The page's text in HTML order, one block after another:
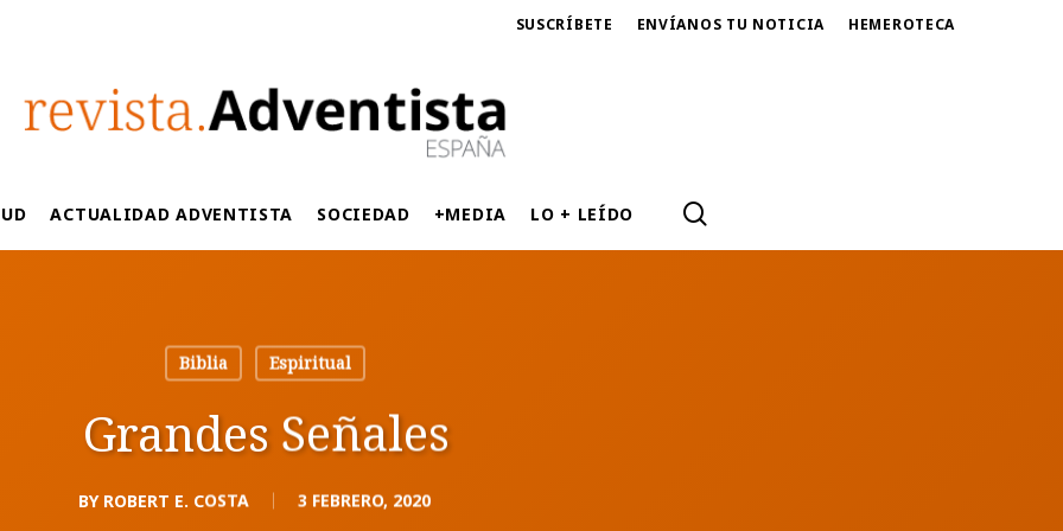
SUSCRÍBETE ENVÍANOS TU NOTICIA HEMEROTECA
ACTUALIDAD ADVENTISTA SOCIEDAD +MEDIA LO + LEÍDO
Biblia Espiritual
Grandes Señales
BY ROBERT E. COSTA 3 FEBRERO, 2020